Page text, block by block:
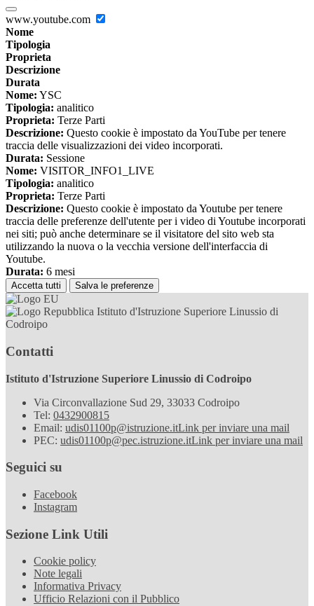
www.youtube.com
Nome
Tipologia
Proprieta
Descrizione
Durata
Nome: YSC
Tipologia: analitico
Proprieta: Terze Parti
Descrizione: Questo cookie è impostato da YouTube per tenere
traccia delle visualizzazioni dei video incorporati.
Durata: Sessione
Nome: VISITOR_INFO1_LIVE
Tipologia: analitico
Proprieta: Terze Parti
Descrizione: Questo cookie è impostato da Youtube per tenere
traccia delle preferenze dell'utente per i video di Youtube incorporati
nei siti; può anche determinare se il visitatore del sito web sta
utilizzando la nuova o la vecchia versione dell'interfaccia di
Youtube.
Durata: 6 mesi
Accetta tutti Salva le preferenze
Istituto d'Istruzione Superiore Linussio di
Codroipo
Contatti
Istituto d'Istruzione Superiore Linussio di Codroipo
Via Circonvallazione Sud 29, 33033 Codroipo
Tel: 0432900815
Email: udis01100p@istruzione.itLink per inviare una mail
PEC: udis01100p@pec.istruzione.itLink per inviare una mail
Seguici su
Facebook
Instagram
Sezione Link Utili
Cookie policy
Note legali
Informativa Privacy
Ufficio Relazioni con il Pubblico